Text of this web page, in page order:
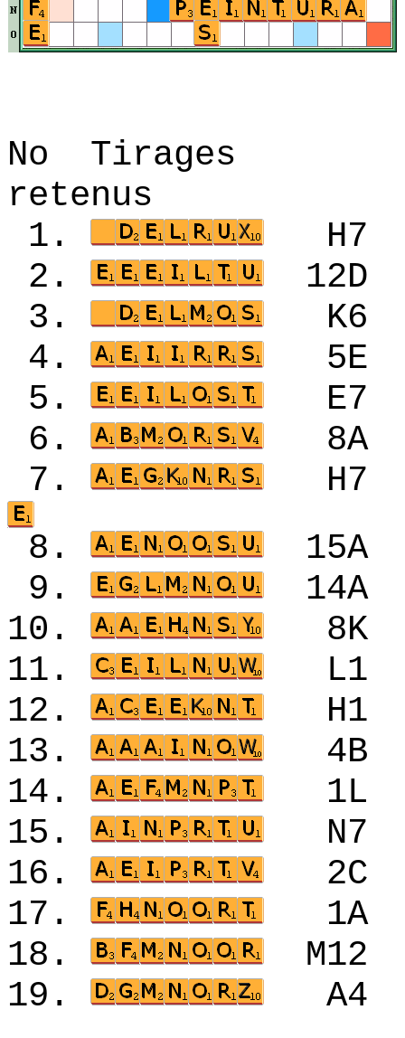
No Tirages
retenus
1.
2.
3.
4.
5.
6.
7.
8.
9.
10.
11.
12.
13.
14.
15.
16.
17.
18.
19.